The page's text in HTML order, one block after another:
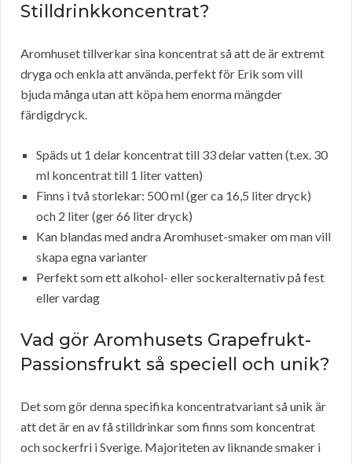
Stilldrinkkoncentrat?
Aromhuset tillverkar sina koncentrat så att de är extremt
dryga och enkla att använda, perfekt för Erik som vill
bjuda många utan att köpa hem enorma mängder
färdigdryck.
Späds ut 1 delar koncentrat till 33 delar vatten (t.ex. 30
ml koncentrat till 1 liter vatten)
Finns i två storlekar: 500 ml (ger ca 16,5 liter dryck)
och 2 liter (ger 66 liter dryck)
Kan blandas med andra Aromhuset-smaker om man vill
skapa egna varianter
Perfekt som ett alkohol- eller sockeralternativ på fest
eller vardag
Vad gör Aromhusets Grapefrukt-
Passionsfrukt så speciell och unik?
Det som gör denna specifika koncentratvariant så unik är
att det är en av få stilldrinkar som finns som koncentrat
och sockerfri i Sverige. Majoriteten av liknande smaker i